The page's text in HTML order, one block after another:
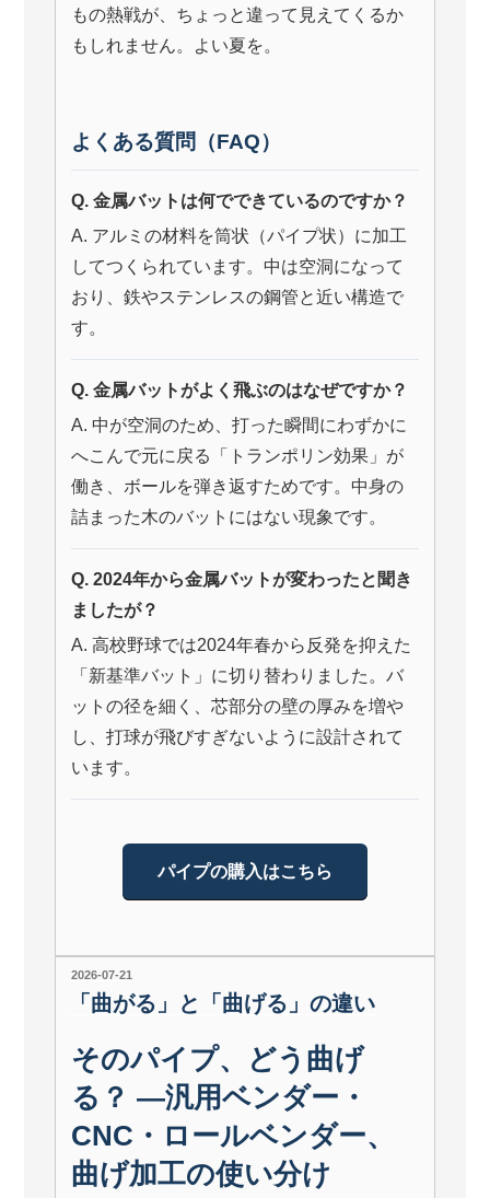
もの熱戦が、ちょっと違って見えてくるか
もしれません。よい夏を。
よくある質問（FAQ）
Q. 金属バットは何でできているのですか？
A. アルミの材料を筒状（パイプ状）に加工
してつくられています。中は空洞になって
おり、鉄やステンレスの鋼管と近い構造で
す。
Q. 金属バットがよく飛ぶのはなぜですか？
A. 中が空洞のため、打った瞬間にわずかに
へこんで元に戻る「トランポリン効果」が
働き、ボールを弾き返すためです。中身の
詰まった木のバットにはない現象です。
Q. 2024年から金属バットが変わったと聞き
ましたが？
A. 高校野球では2024年春から反発を抑えた
「新基準バット」に切り替わりました。バ
ットの径を細く、芯部分の壁の厚みを増や
し、打球が飛びすぎないように設計されて
います。
パイプの購入はこちら
投
2026-07-21
「曲がる」と「曲げる」の違い
そのパイプ、どう曲げ
る？ ―汎用ベンダー・
CNC・ロールベンダー、
曲げ加工の使い分け